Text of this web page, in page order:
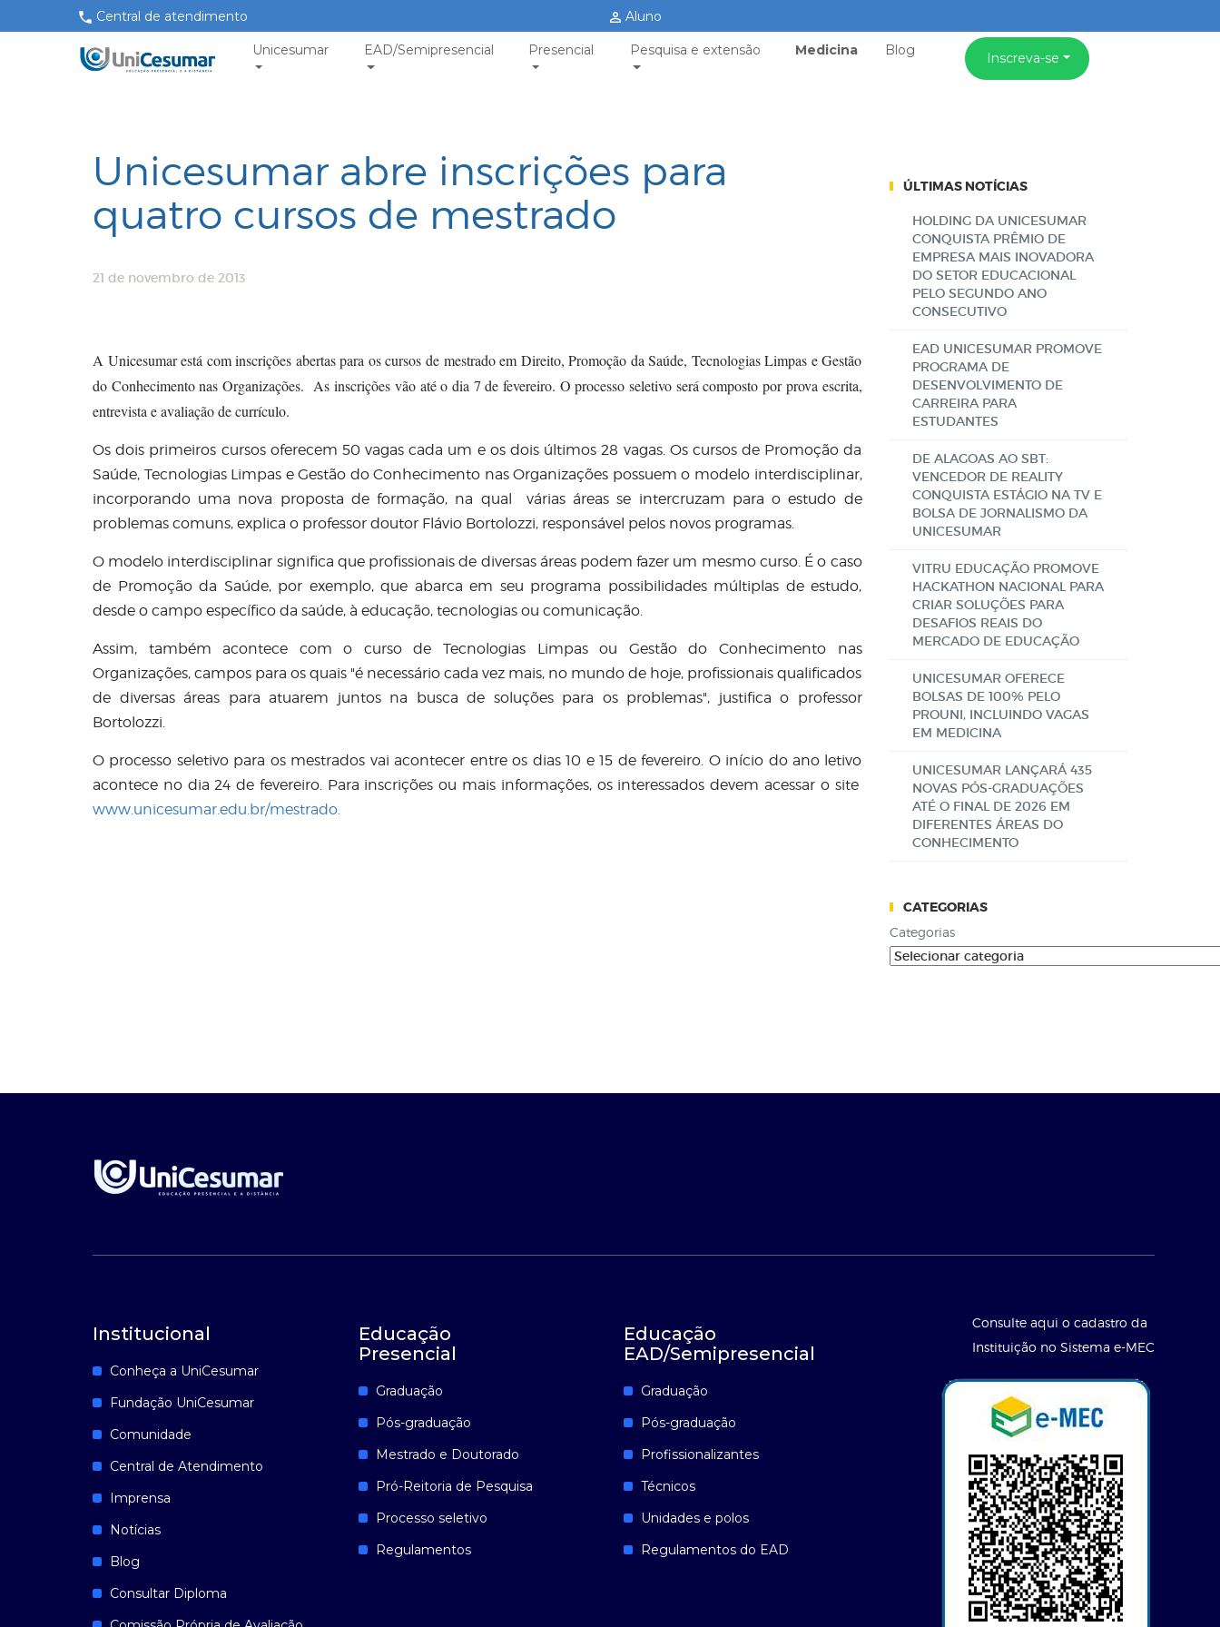
Central de atendimento Aluno
Unicesumar EAD/Semipresencial Presencial Pesquisa e extensão Medicina Blog Inscreva-se
Unicesumar abre inscrições para
quatro cursos de mestrado
21 de novembro de 2013
A Unicesumar está com inscrições abertas para os cursos de mestrado em Direito, Promoção da Saúde, Tecnologias Limpas e Gestão
do Conhecimento nas Organizações. As inscrições vão até o dia 7 de fevereiro. O processo seletivo será composto por prova escrita,
entrevista e avaliação de currículo.
Os dois primeiros cursos oferecem 50 vagas cada um e os dois últimos 28 vagas. Os cursos de Promoção da
Saúde, Tecnologias Limpas e Gestão do Conhecimento nas Organizações possuem o modelo interdisciplinar,
incorporando uma nova proposta de formação, na qual várias áreas se intercruzam para o estudo de
problemas comuns, explica o professor doutor Flávio Bortolozzi, responsável pelos novos programas.
O modelo interdisciplinar significa que profissionais de diversas áreas podem fazer um mesmo curso. É o caso
de Promoção da Saúde, por exemplo, que abarca em seu programa possibilidades múltiplas de estudo,
desde o campo específico da saúde, à educação, tecnologias ou comunicação.
Assim, também acontece com o curso de Tecnologias Limpas ou Gestão do Conhecimento nas
Organizações, campos para os quais "é necessário cada vez mais, no mundo de hoje, profissionais qualificados
de diversas áreas para atuarem juntos na busca de soluções para os problemas", justifica o professor
Bortolozzi.
O processo seletivo para os mestrados vai acontecer entre os dias 10 e 15 de fevereiro. O início do ano letivo
acontece no dia 24 de fevereiro. Para inscrições ou mais informações, os interessados devem acessar o site
www.unicesumar.edu.br/mestrado.
ÚLTIMAS NOTÍCIAS
HOLDING DA UNICESUMAR
CONQUISTA PRÊMIO DE
EMPRESA MAIS INOVADORA
DO SETOR EDUCACIONAL
PELO SEGUNDO ANO
CONSECUTIVO
EAD UNICESUMAR PROMOVE
PROGRAMA DE
DESENVOLVIMENTO DE
CARREIRA PARA
ESTUDANTES
DE ALAGOAS AO SBT:
VENCEDOR DE REALITY
CONQUISTA ESTÁGIO NA TV E
BOLSA DE JORNALISMO DA
UNICESUMAR
VITRU EDUCAÇÃO PROMOVE
HACKATHON NACIONAL PARA
CRIAR SOLUÇÕES PARA
DESAFIOS REAIS DO
MERCADO DE EDUCAÇÃO
UNICESUMAR OFERECE
BOLSAS DE 100% PELO
PROUNI, INCLUINDO VAGAS
EM MEDICINA
UNICESUMAR LANÇARÁ 435
NOVAS PÓS-GRADUAÇÕES
ATÉ O FINAL DE 2026 EM
DIFERENTES ÁREAS DO
CONHECIMENTO
CATEGORIAS
Categorias
Institucional
Conheça a UniCesumar
Fundação UniCesumar
Comunidade
Central de Atendimento
Imprensa
Notícias
Blog
Consultar Diploma
Educação
Presencial
Graduação
Pós-graduação
Mestrado e Doutorado
Pró-Reitoria de Pesquisa
Processo seletivo
Regulamentos
Educação
EAD/Semipresencial
Graduação
Pós-graduação
Profissionalizantes
Técnicos
Unidades e polos
Regulamentos do EAD
Consulte aqui o cadastro da
Instituição no Sistema e-MEC